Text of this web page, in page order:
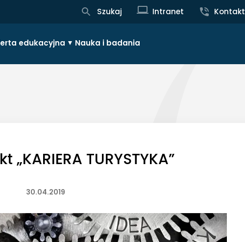
Szukaj Intranet Kontakt
edukacyjna Nauka i badania
„KARIERA TURYSTYKA”
30.04.2019